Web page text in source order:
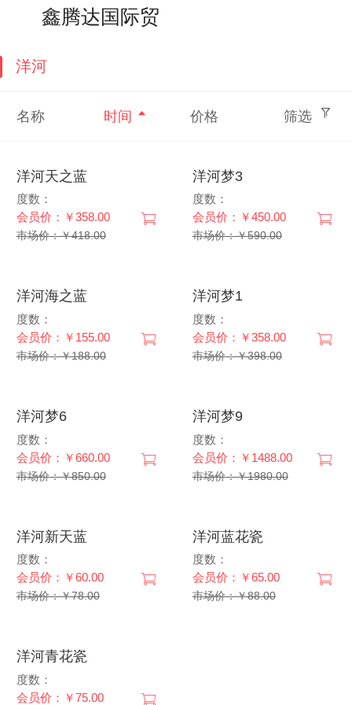
洋河
名称 时间 价格 筛选
洋河天之蓝
度数：
会员价：￥358.00
市场价：￥418.00
洋河梦3
度数：
会员价：￥450.00
市场价：￥590.00
洋河海之蓝
度数：
会员价：￥155.00
市场价：￥188.00
洋河梦1
度数：
会员价：￥358.00
市场价：￥398.00
洋河梦6
度数：
会员价：￥660.00
市场价：￥850.00
洋河梦9
度数：
会员价：￥1488.00
市场价：￥1980.00
洋河新天蓝
度数：
会员价：￥60.00
市场价：￥78.00
洋河蓝花瓷
度数：
会员价：￥65.00
市场价：￥88.00
洋河青花瓷
度数：
会员价：￥75.00